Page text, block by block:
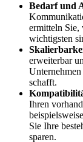
Bedarf und
ermitteln Sie,
wichtigsten
erweiterbar
schafft.
Ihren
Sie Ihre
sparen.